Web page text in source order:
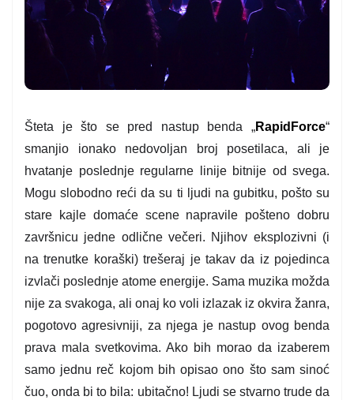
Šteta je što se pred nastup benda „RapidForce“
smanjio ionako nedovoljan broj posetilaca, ali je
hvatanje poslednje regularne linije bitnije od svega.
Mogu slobodno reći da su ti ljudi na gubitku, pošto su
stare kajle domaće scene napravile pošteno dobru
završnicu jedne odlične večeri. Njihov eksplozivni (i
na trenutke koraški) trešeraj je takav da iz pojedinca
izvlači poslednje atome energije. Sama muzika možda
nije za svakoga, ali onaj ko voli izlazak iz okvira žanra,
pogotovo agresivniji, za njega je nastup ovog benda
prava mala svetkovima. Ako bih morao da izaberem
samo jednu reč kojom bih opisao ono što sam sinoć
čuo, onda bi to bila: ubitačno! Ljudi se stvarno trude da